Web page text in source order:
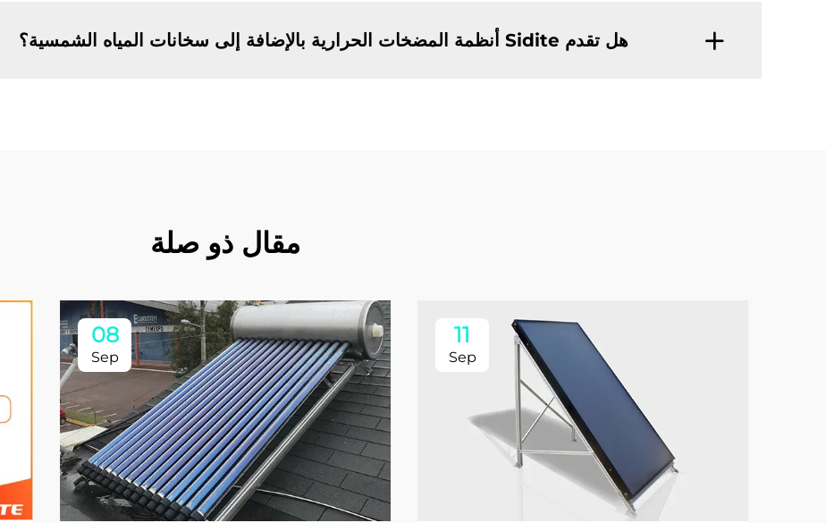
هل تقدم Sidite أنظمة المضخات الحرارية بالإضافة إلى سخانات المياه الشمسية؟
مقال ذو صلة
11
Sep
08
Sep